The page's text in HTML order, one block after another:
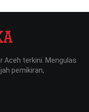
Aceh terkini. Mengulas
pemikiran,